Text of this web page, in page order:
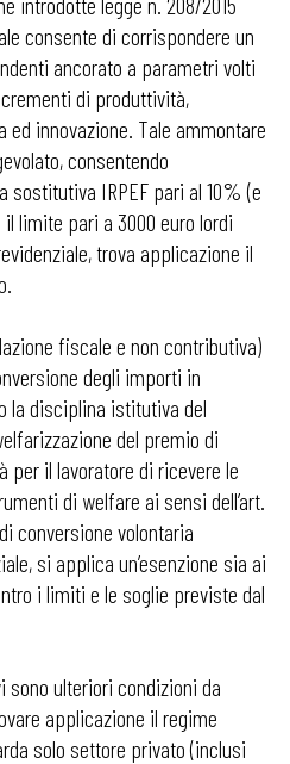
consente di corrispondere un
ancorato a parametri volti
di produttività,
innovazione. Tale ammontare
consentendo
sostitutiva IRPEF pari al 10% (e
limite pari a 3000 euro lordi
trova applicazione il
fiscale e non contributiva)
degli importi in
la disciplina istitutiva del
del premio di
per il lavoratore di ricevere le
di welfare ai sensi dell’art.
conversione volontaria
si applica un’esenzione sia ai
i limiti e le soglie previste dal
ulteriori condizioni da
applicazione il regime
solo settore privato (inclusi